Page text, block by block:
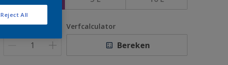
Aantal Verfcalculator
Bereken
Reject All